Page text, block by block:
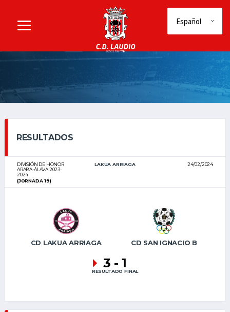
RESULTADOS
DIVISIÓN DE HONOR
ARABA-ÁLAVA 2023-
2024
LAKUA ARRIAGA 24/02/2024
(JORNADA 19)
CD LAKUA ARRIAGA CD SAN IGNACIO B
3 - 1
RESULTADO FINAL